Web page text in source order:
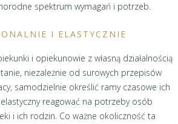
spektrum wymagań i potrzeb.
I ELASTYCZNIE
i opiekunowie z własną działalnością
niezależnie od surowych przepisów
samodzielnie określić ramy czasowe ich
reagować na potrzeby osób
i ich rodzin. Co ważne okoliczność ta